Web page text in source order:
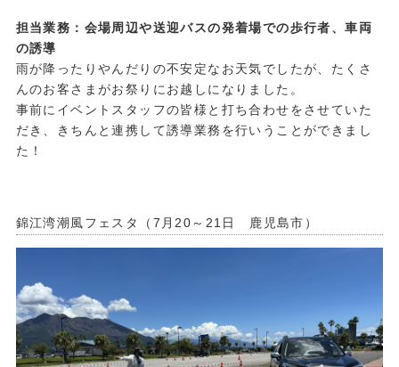
担当業務：会場周辺や送迎バスの発着場での歩行者、車両
の誘導
雨が降ったりやんだりの不安定なお天気でしたが、たくさ
んのお客さまがお祭りにお越しになりました。
事前にイベントスタッフの皆様と打ち合わせをさせていた
だき、きちんと連携して誘導業務を行いうことができまし
た！
錦江湾潮風フェスタ（7月20～21日 鹿児島市）